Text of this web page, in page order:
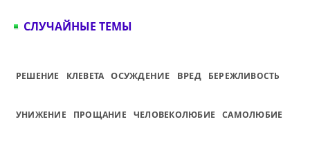
СЛУЧАЙНЫЕ ТЕМЫ
РЕШЕНИЕ КЛЕВЕТА ОСУЖДЕНИЕ ВРЕД БЕРЕЖЛИВОСТЬ
УНИЖЕНИЕ ПРОЩАНИЕ ЧЕЛОВЕКОЛЮБИЕ САМОЛЮБИЕ